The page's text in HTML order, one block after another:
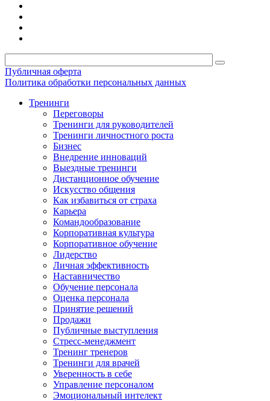
Публичная оферта
Политика обработки персональных данных
Тренинги
Переговоры
Тренинги для руководителей
Тренинги личностного роста
Бизнес
Внедрение инноваций
Выездные тренинги
Дистанционное обучение
Искусство общения
Как избавиться от страха
Карьера
Командообразование
Корпоративная культура
Корпоративное обучение
Лидерство
Личная эффективность
Наставничество
Обучение персонала
Оценка персонала
Принятие решений
Продажи
Публичные выступления
Стресс-менеджмент
Тренинг тренеров
Тренинги для врачей
Уверенность в себе
Управление персоналом
Эмоциональный интелект